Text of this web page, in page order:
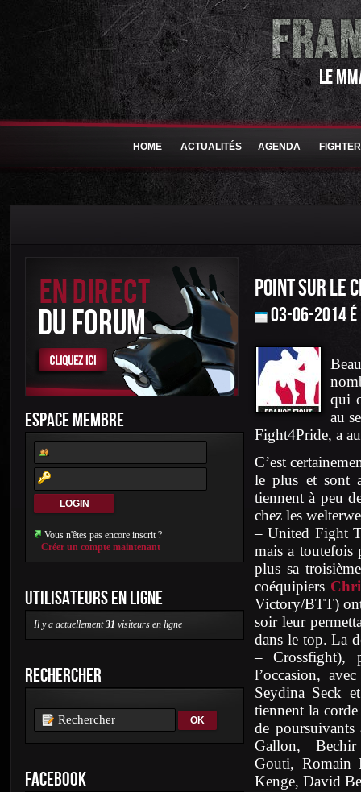
LE
HOME ACTUALITÉS AGENDA
ESPACE MEMBRE
Vous n'êtes pas encore inscrit ?
Créer un compte maintenant
UTILISATEURS EN LIGNE
Il y a actuellement31 visiteurs en ligne
RECHERCHER
FACEBOOK
POINT SUR LE
03-06-2014
qui
au
Fight4Pride, a
C’est
le plus et sont
tiennent à peu
chez les
– United Fight
mais a toutefois
plus sa
coéquipiers
Victory/BTT)
soir leur
dans le top. La
– Crossfight),
l’occasion,
Seydina Seck
tiennent la
de poursuivants
Gallon, Bechir
Gouti, Romain
Kenge, David